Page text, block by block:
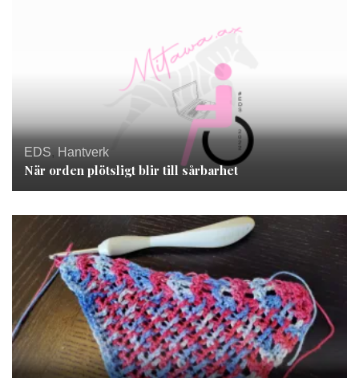
EDS, Hantverk
När orden plötsligt blir till sårbarhet